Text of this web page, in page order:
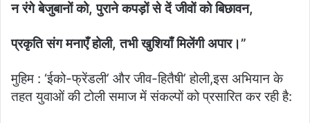
न रंगे बेजुबानों को, पुराने कपड़ों से दें जीवों को बिछावन,
प्रकृति संग मनाएँ होली, तभी खुशियाँ मिलेंगी अपार।”
मुहिम : ‘ईको-फ्रेंडली’ और जीव-हितैषी’ होली,इस अभियान के
तहत युवाओं की टोली समाज में संकल्पों को प्रसारित कर रही है: